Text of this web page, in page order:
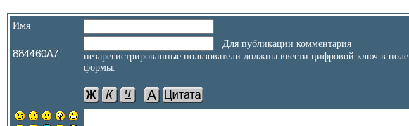
Имя
Для публикации комментария
незарегистрированные пользователи должны ввести цифровой ключ в поле
формы.